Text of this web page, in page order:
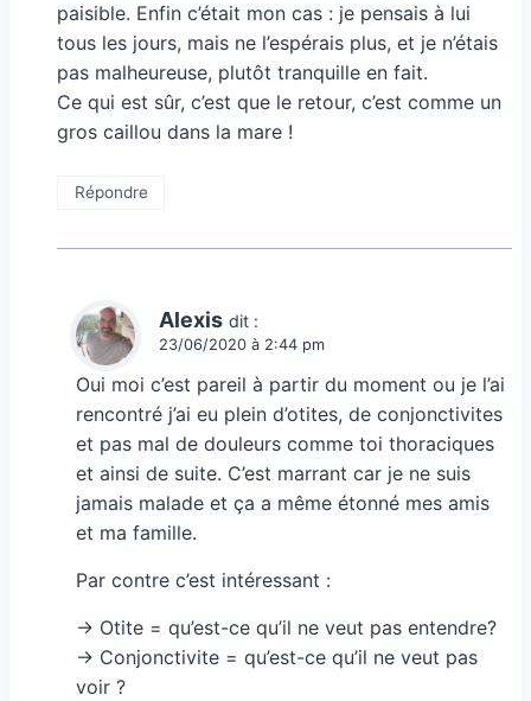
paisible. Enfin c’était mon cas : je pensais à lui
tous les jours, mais ne l’espérais plus, et je n’étais
pas malheureuse, plutôt tranquille en fait.
Ce qui est sûr, c’est que le retour, c’est comme un
gros caillou dans la mare !
Répondre
Alexis dit :
23/06/2020 à 2:44 pm
Oui moi c’est pareil à partir du moment ou je l’ai
rencontré j’ai eu plein d’otites, de conjonctivites
et pas mal de douleurs comme toi thoraciques
et ainsi de suite. C’est marrant car je ne suis
jamais malade et ça a même étonné mes amis
et ma famille.
Par contre c’est intéressant :
-> Otite = qu’est-ce qu’il ne veut pas entendre?
-> Conjonctivite = qu’est-ce qu’il ne veut pas
voir ?